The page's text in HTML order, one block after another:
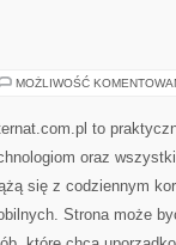
MOŻLIWOŚĆ
to
oraz
się z codziennym
Strona może